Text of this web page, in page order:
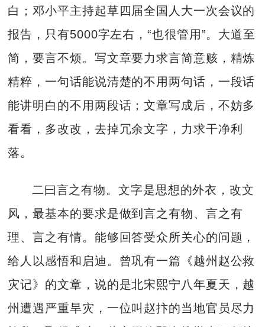
白；邓小平主持起草四届全国人大一次会议的
报告，只有5000字左右，“也很管用”。大道至
简，要言不烦。写文章要力求言简意赅，精炼
精粹，一句话能说清楚的不用两句话，一段话
能讲明白的不用两段话；文章写成后，不妨多
看看，多改改，去掉冗余文字，力求干净利
落。
二曰言之有物。文字是思想的外衣，改文
风，最基本的要求是做到言之有物、言之有
理、言之有情。能够回答受众所关心的问题，
给人以感悟和启迪。曾巩有一篇《越州赵公救
灾记》的文章，说的是北宋熙宁八年夏天，越
州遭遇严重旱灾，一位叫赵抃的当地官员尽力